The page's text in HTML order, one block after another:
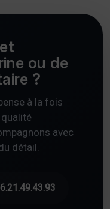
ou de
?
à la fois
qualité
avec
détail.